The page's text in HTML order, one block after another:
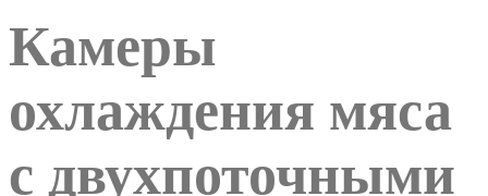
Камеры
охлаждения мяса
с двухпоточными